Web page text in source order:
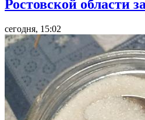
Ростовской области
сегодня, 15:02